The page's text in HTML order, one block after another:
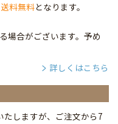
料無料となります。
場合がございます。予め
詳しくはこちら
しますが、ご注文から7